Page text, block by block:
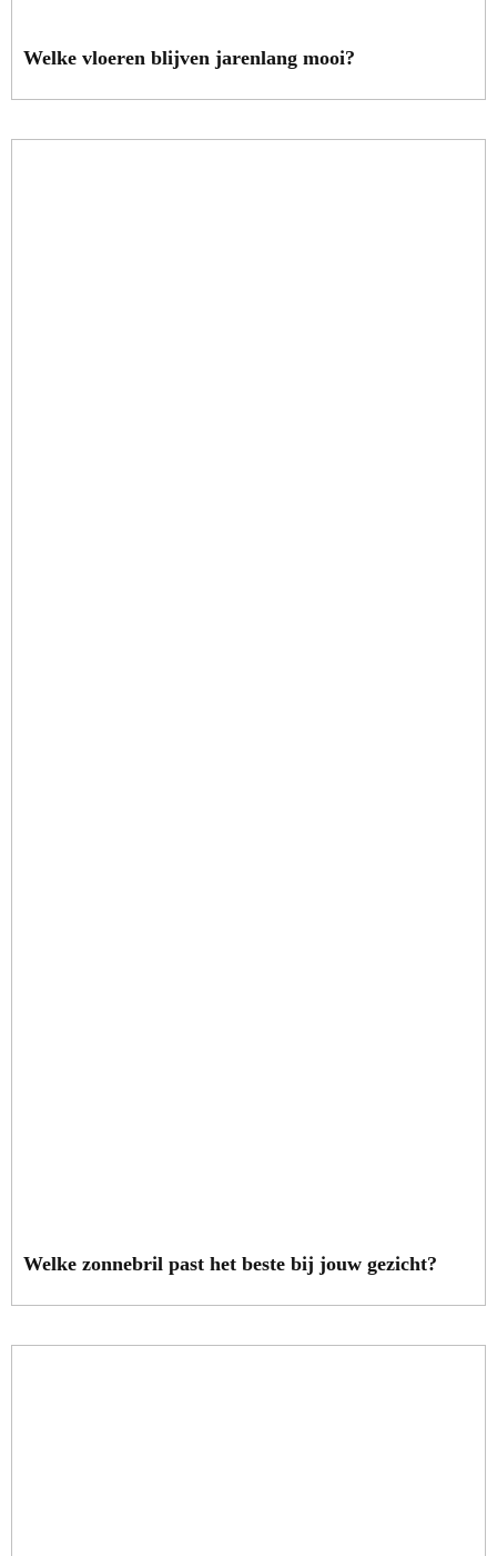
Welke vloeren blijven jarenlang mooi?
Welke zonnebril past het beste bij jouw gezicht?